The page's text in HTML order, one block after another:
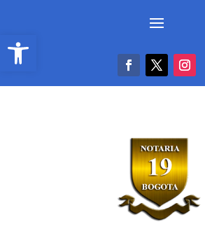
Abrir barra de herramientas